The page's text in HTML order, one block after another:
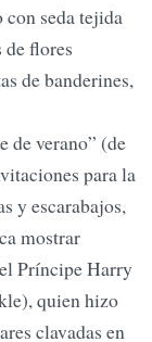
con seda tejida
flores
de banderines,
de verano” (de
para la
y escarabajos,
mostrar
Príncipe Harry
quien hizo
clavadas en